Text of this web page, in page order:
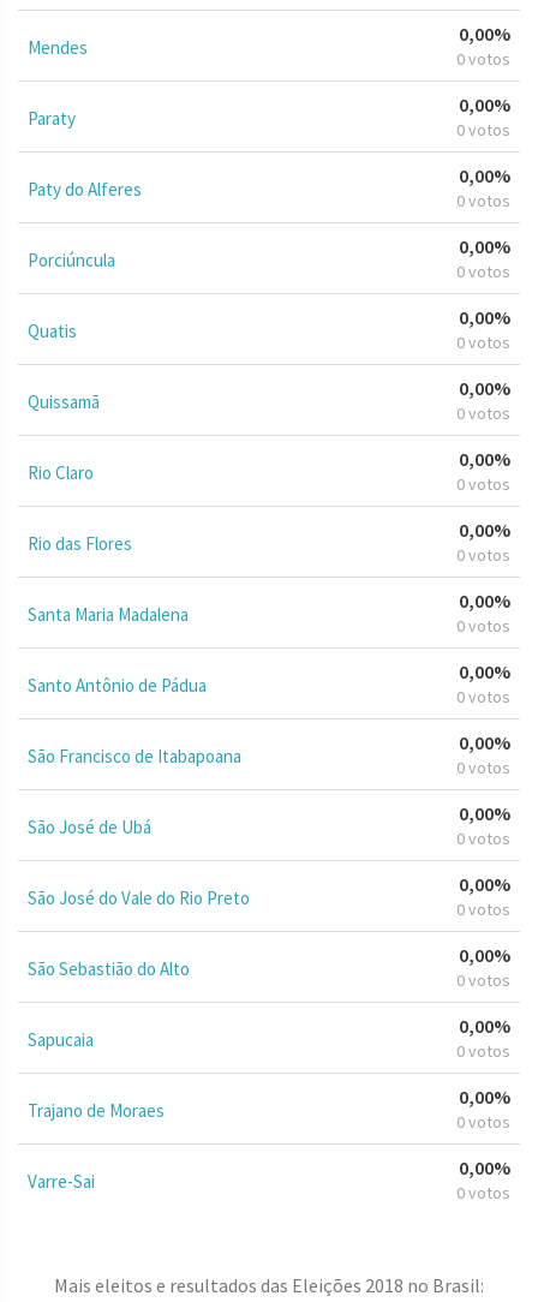
Mendes
0,00%
0 votos
Paraty
0,00%
0 votos
Paty do Alferes
0,00%
0 votos
Porciúncula
0,00%
0 votos
Quatis
0,00%
0 votos
Quissamã
0,00%
0 votos
Rio Claro
0,00%
0 votos
Rio das Flores
0,00%
0 votos
Santa Maria Madalena
0,00%
0 votos
Santo Antônio de Pádua
0,00%
0 votos
São Francisco de Itabapoana
0,00%
0 votos
São José de Ubá
0,00%
0 votos
São José do Vale do Rio Preto
0,00%
0 votos
São Sebastião do Alto
0,00%
0 votos
Sapucaia
0,00%
0 votos
Trajano de Moraes
0,00%
0 votos
Varre-Sai
0,00%
0 votos
Mais eleitos e resultados das Eleições 2018 no Brasil: